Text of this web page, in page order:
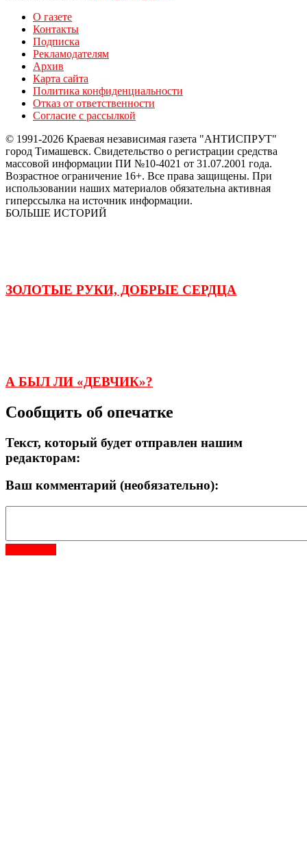
О газете
Контакты
Подписка
Рекламодателям
Архив
Карта сайта
Политика конфиденциальности
Отказ от ответственности
Согласие с рассылкой
© 1991-2026 Краевая независимая газета "АНТИСПРУТ"
город Тимашевск. Свидетельство о регистрации средства
массовой информации ПИ №10-4021 от 31.07.2001 года.
Возрастное ограничение 16+. Все права защищены. При
использовании наших материалов обязательна активная
гиперссылка на источник информации.
БОЛЬШЕ ИСТОРИЙ
ЗОЛОТЫЕ РУКИ, ДОБРЫЕ СЕРДЦА
А БЫЛ ЛИ «ДЕВЧИК»?
Сообщить об опечатке
Текст, который будет отправлен нашим
редакторам:
Ваш комментарий (необязательно):